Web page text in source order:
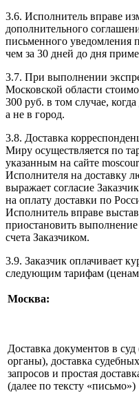
3.6. Исполнитель вправе
дополнительного
письменного уведомления
чем за 30 дней до дня
3.7. При выполнении
Московской области
300 руб. в том случае,
а не в город.
3.8. Доставка
Миру осуществляется по
указанным на сайте
Исполнителя на доставку
выражает согласие
на оплату доставки по
Исполнитель вправе
приостановить
счета Заказчиком.
3.9. Заказчик оплачивает
следующим тарифам
Москва:
Доставка документов в суд
органы), доставка судебных
запросов и простая
(далее по тексту «письмо»)